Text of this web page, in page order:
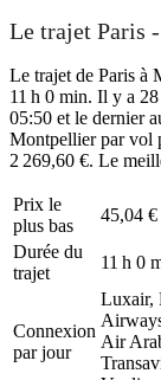
Le trajet Paris
Le trajet de Paris à
11 h 0 min. Il y a
05:50 et le dernier
Montpellier par vol
2 269,60 €. Le
Prix ​​le
plus bas
45,04 €
Durée du
trajet
11 h 0
Connexion
par jour
Luxair,
Air